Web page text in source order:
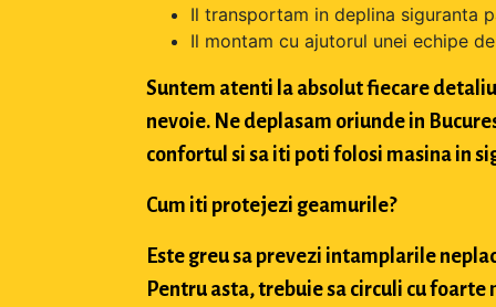
Il transportam in deplina siguranta
Il montam cu ajutorul unei echipe
Suntem atenti la absolut fiecare
nevoie. Ne deplasam oriunde in
confortul si sa iti poti folosi masina in
Cum iti protejezi geamurile?
Este greu sa prevezi intamplarile
Pentru asta, trebuie sa circuli cu